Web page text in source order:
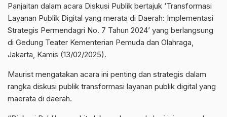
Panjaitan dalam acara Diskusi Publik bertajuk ‘Transformasi
Layanan Publik Digital yang merata di Daerah: Implementasi
Strategis Permendagri No. 7 Tahun 2024’ yang berlangsung
di Gedung Teater Kementerian Pemuda dan Olahraga,
Jakarta, Kamis (13/02/2025).
Maurist mengatakan acara ini penting dan strategis dalam
rangka diskusi publik transformasi layanan publik digital yang
maerata di daerah.